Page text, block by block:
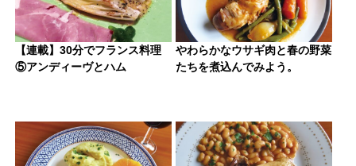
【連載】30分でフランス料理
⑤アンディーヴとハム
やわらかなウサギ肉と春の野菜
たちを煮込んでみよう。